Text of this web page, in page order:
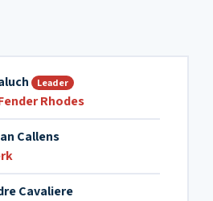
Leader
Rhodes
Callens
Cavaliere